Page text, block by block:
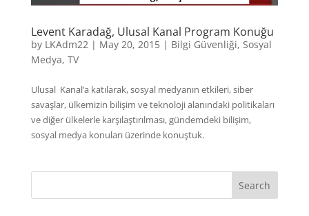
Levent Karadağ, Ulusal Kanal Program Konuğu
by LKAdm22 | May 20, 2015| Bilgi Güvenliği, Sosyal
Medya, TV
Ulusal Kanal’a katılarak, sosyal medyanın etkileri, siber
savaşlar, ülkemizin bilişim ve teknoloji alanındaki politikaları
ve diğer ülkelerle karşılaştırılması, gündemdeki bilişim,
sosyal medya konuları üzerinde konuştuk.